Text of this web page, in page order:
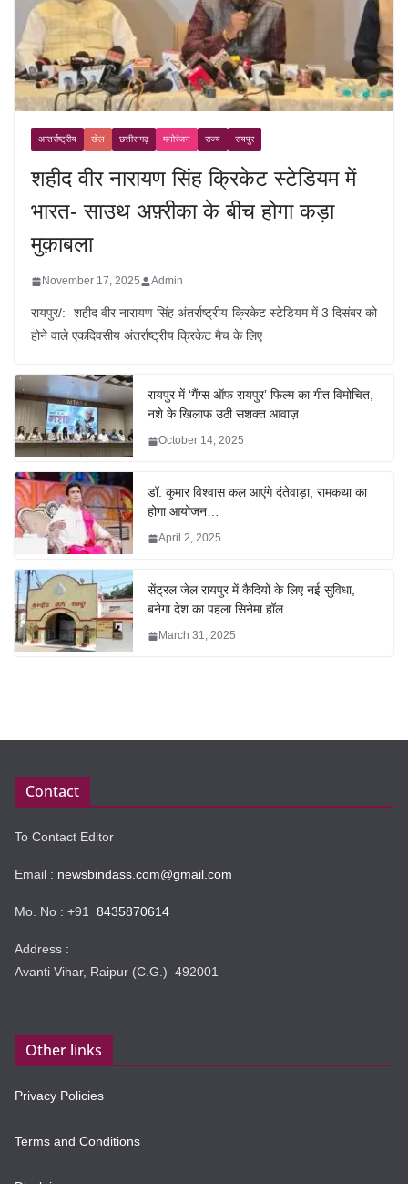
अन्तर्राष्ट्रीय खेल छत्तीसगढ़ मनोरंजन राज्य रायपुर
शहीद वीर नारायण सिंह क्रिकेट स्टेडियम में
भारत- साउथ अफ़्रीका के बीच होगा कड़ा
मुक़ाबला
November 17, 2025 Admin
रायपुर/:- शहीद वीर नारायण सिंह अंतर्राष्ट्रीय क्रिकेट स्टेडियम में 3 दिसंबर को
होने वाले एकदिवसीय अंतर्राष्ट्रीय क्रिकेट मैच के लिए
रायपुर में ‘गैंग्स ऑफ रायपुर’ फिल्म का गीत विमोचित,
नशे के खिलाफ उठी सशक्त आवाज़
October 14, 2025
डॉ. कुमार विश्वास कल आएंगे दंतेवाड़ा, रामकथा का
होगा आयोजन…
April 2, 2025
सेंट्रल जेल रायपुर में कैदियों के लिए नई सुविधा,
बनेगा देश का पहला सिनेमा हॉल…
March 31, 2025
Contact
To Contact Editor
Email : newsbindass.com@gmail.com
Mo. No : +91 8435870614
Address :
Avanti Vihar, Raipur (C.G.) 492001
Other links
Privacy Policies
Terms and Conditions